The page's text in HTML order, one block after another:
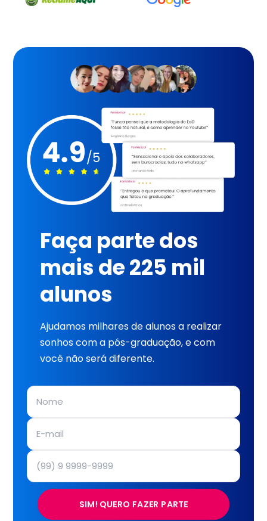
Faça parte dos
mais de 225 mil
alunos
Ajudamos milhares de alunos a realizar
sonhos com a pós-graduação, e com
você não será diferente.
SIM! QUERO FAZER PARTE